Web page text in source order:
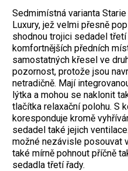
Sedmimístná varianta
Luxury, jež velmi přesně
shodnou trojici sedadel
komfortnějších předních
samostatných křesel ve
pozornost, protože jsou
netradičně. Mají
lýtka a mohou se naklonit
tlačítka relaxační polohu. S
koresponduje kromě
sedadel také jejich
možné nezávisle posouvat
také mírně pohnout příčně
sedadla třetí řady.